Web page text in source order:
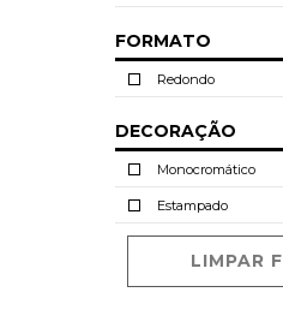
FORMATO
Redondo
DECORAÇÃO
Monocromático
Estampado
LIMPAR